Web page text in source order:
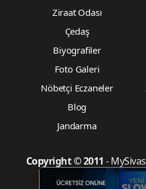
Ziraat Odası
Çedaş
Biyografiler
Foto Galeri
Nöbetçi Eczaneler
Blog
Jandarma
Copyright © 2011 -